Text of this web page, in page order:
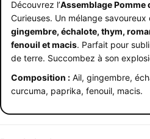
Découvrez l’Assemblage Pomme
Curieuses. Un mélange
gingembre, échalote, thym,
fenouil et macis. Parfait pour
de terre. Succombez à son
Composition : Ail, gingembre,
curcuma, paprika, fenouil, macis.